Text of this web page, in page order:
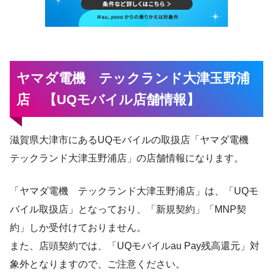
ヤマダ電機 テックランド大津玉野浦
店 【UQモバイル店舗情報】
滋賀県大津市にあるUQモバイルの取扱店「ヤマダ電機
テックランド大津玉野浦店」の店舗情報になります。
「ヤマダ電機 テックランド大津玉野浦店」は、「UQモ
バイル取扱店」となっており、「新規契約」「MNP契
約」しか受付けておりません。
また、店頭契約では、「UQモバイルau Pay残高還元」対
象外となりますので、ご注意ください。